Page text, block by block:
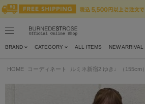
BRAND CATEGORY ALL ITEMS NEW ARRIVAL
HOME コーディネート ルミネ新宿2 ゆき♩（155cm）